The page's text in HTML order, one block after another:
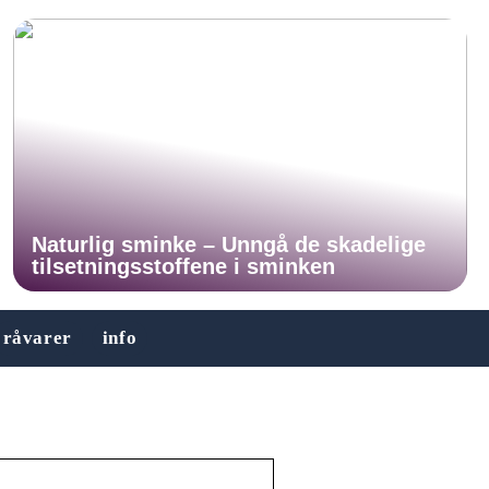
Naturlig sminke – Unngå de skadelige
tilsetningsstoffene i sminken
råvarer info